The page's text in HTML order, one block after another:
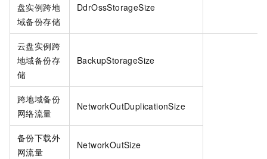
盘实例跨地
域备份存储
DdrOssStorageSize
云盘实例跨
地域备份存
储
BackupStorageSize
跨地域备份
网络流量
NetworkOutDuplicationSize
备份下载外
网流量
NetworkOutSize